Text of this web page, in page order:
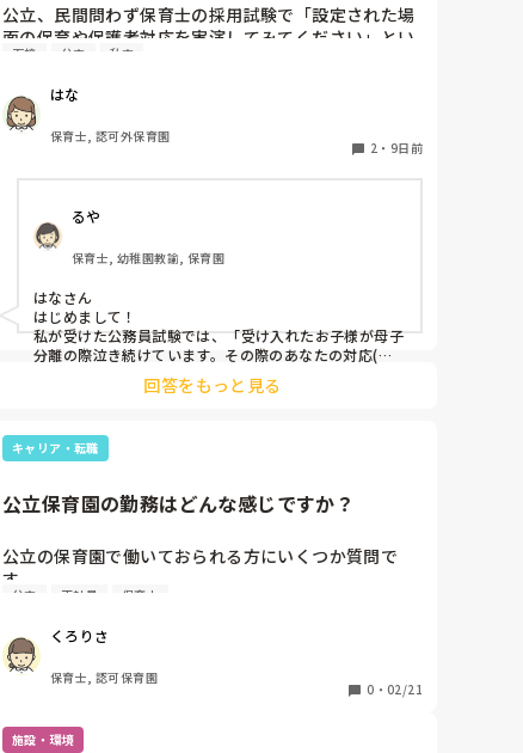
公立、民間問わず保育士の採用試験で「設定された場
面の保育や保護者対応を実演してみてください」とい
うような問題を出された方いらっしゃいますか？
ですが、先日面接で初めて「子ども同士のトラブルが
あったことをどのように保護者に伝えるかやってみて
ください」と言われて一瞬固まってしまいました。調
べてみると誕生日会などの実演を求められることもあ
も受ける予定なのでこういう問題を想定して練習して
おきたいです。もしこのような問題の経験がある方が
いらっしゃったら、どのような問題だったか教えてい
ただきたいです。
経験のない方でもこんなテーマもあるのでは？など思
いつくことがあればなんでもいいので教えていただき
たいです。よろしくお願いします。
面接 公立 私立
はな
保育士, 認可外保育園
2 ・ 9日前
るや
保育士, 幼稚園教諭, 保育園
はなさん
はじめまして！
私が受けた公務員試験では、「受け入れたお子様が母子
分離の際泣き続けています。その際のあなたの対応(実
践)とその理由を教えてください。」というものでし
つも泣かないのに泣いているのか？状況が分からず戸惑
ってしまったのですが、後から考えたら状況は何にせよ
落ち着いて実力を発揮できると良いですね✨
回答をもっと見る
キャリア・転職
公立保育園の勤務はどんな感じですか？
公立の保育園で働いておられる方にいくつか質問で
す。
勤務時間はシフト制か固定時間ですか？
自治体や勤務地によっても変わりそうですが…教えて
ほしいです！！
公立 正社員 保育士
くろりさ
保育士, 認可保育園
0 ・ 02/21
施設・環境